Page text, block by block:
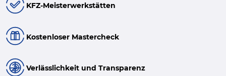
KFZ-Meisterwerkstätten
Kostenloser Mastercheck
Verlässlichkeit und Transparenz